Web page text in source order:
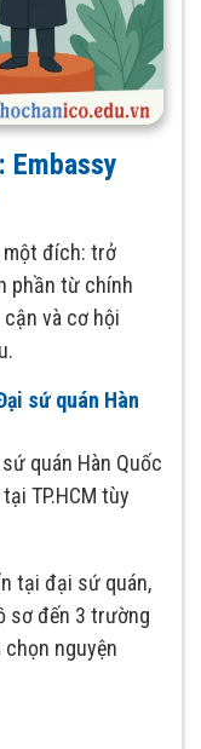
Embassy
một đích: trở
phần từ chính
và cơ hội
sứ quán Hàn
quán Hàn Quốc
TP.HCM tùy
tại đại sứ quán,
sơ đến 3 trường
nguyện